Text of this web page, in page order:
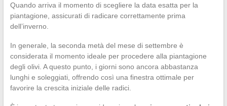
Quando arriva il momento di scegliere la data esatta per la
piantagione, assicurati di radicare correttamente prima
dell’inverno.
In generale, la seconda metà del mese di settembre è
considerata il momento ideale per procedere alla piantagione
degli olivi. A questo punto, i giorni sono ancora abbastanza
lunghi e soleggiati, offrendo così una finestra ottimale per
favorire la crescita iniziale delle radici.